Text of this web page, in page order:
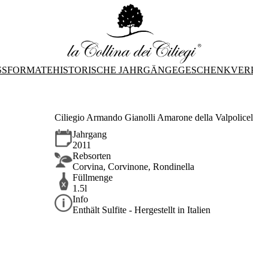
HISTORISCHE JAHRGÄNGE
Ciliegio Armando Gianolli Amarone della
Jahrgang
2011
Rebsorten
Corvina, Corvinone, Rondinella
Füllmenge
1.5l
Info
Enthält Sulfite - Hergestellt in Italien